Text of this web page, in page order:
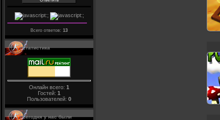
Всего ответов: 13
Статистика
Онлайн всего: 1
Гостей: 1
Пользователей: 0
Сегодня у нас были